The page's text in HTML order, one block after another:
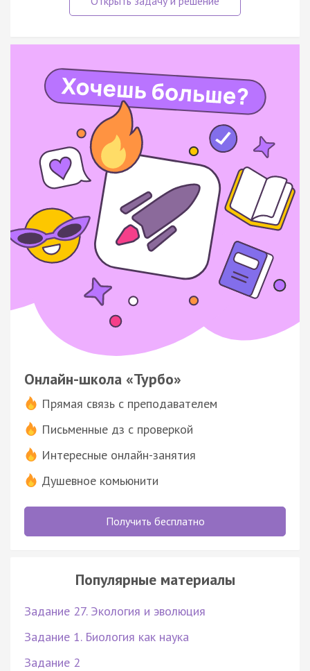
Онлайн-школа «Турбо»
Прямая связь с преподавателем
Письменные дз с проверкой
Интересные онлайн-занятия
Душевное комьюнити
Получить бесплатно
Популярные материалы
Задание 27. Экология и эволюция
Задание 1. Биология как наука
Задание 2